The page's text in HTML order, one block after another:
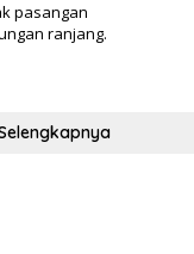
pasangan
ranjang.